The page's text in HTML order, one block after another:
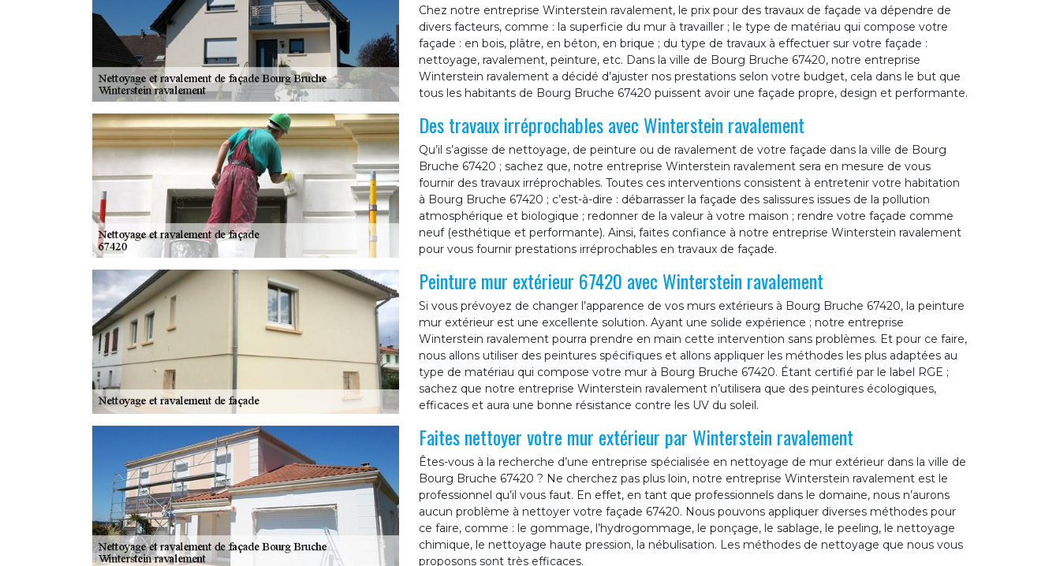
Chez notre entreprise Winterstein ravalement, le prix pour des travaux de façade va dépendre de
divers facteurs, comme : la superficie du mur à travailler ; le type de matériau qui compose votre
façade : en bois, plâtre, en béton, en brique ; du type de travaux à effectuer sur votre façade :
nettoyage, ravalement, peinture, etc. Dans la ville de Bourg Bruche 67420, notre entreprise
Winterstein ravalement a décidé d’ajuster nos prestations selon votre budget, cela dans le but que
tous les habitants de Bourg Bruche 67420 puissent avoir une façade propre, design et performante.
Des travaux irréprochables avec Winterstein ravalement
Qu’il s’agisse de nettoyage, de peinture ou de ravalement de votre façade dans la ville de Bourg
Bruche 67420 ; sachez que, notre entreprise Winterstein ravalement sera en mesure de vous
fournir des travaux irréprochables. Toutes ces interventions consistent à entretenir votre habitation
à Bourg Bruche 67420 ; c’est-à-dire : débarrasser la façade des salissures issues de la pollution
atmosphérique et biologique ; redonner de la valeur à votre maison ; rendre votre façade comme
neuf (esthétique et performante). Ainsi, faites confiance à notre entreprise Winterstein ravalement
pour vous fournir prestations irréprochables en travaux de façade.
Peinture mur extérieur 67420 avec Winterstein ravalement
Si vous prévoyez de changer l’apparence de vos murs extérieurs à Bourg Bruche 67420, la peinture
mur extérieur est une excellente solution. Ayant une solide expérience ; notre entreprise
Winterstein ravalement pourra prendre en main cette intervention sans problèmes. Et pour ce faire,
nous allons utiliser des peintures spécifiques et allons appliquer les méthodes les plus adaptées au
type de matériau qui compose votre mur à Bourg Bruche 67420. Étant certifié par le label RGE ;
sachez que notre entreprise Winterstein ravalement n’utilisera que des peintures écologiques,
efficaces et aura une bonne résistance contre les UV du soleil.
Faites nettoyer votre mur extérieur par Winterstein ravalement
Êtes-vous à la recherche d’une entreprise spécialisée en nettoyage de mur extérieur dans la ville de
Bourg Bruche 67420 ? Ne cherchez pas plus loin, notre entreprise Winterstein ravalement est le
professionnel qu’il vous faut. En effet, en tant que professionnels dans le domaine, nous n’aurons
aucun problème à nettoyer votre façade 67420. Nous pouvons appliquer diverses méthodes pour
ce faire, comme : le gommage, l’hydrogommage, le ponçage, le sablage, le peeling, le nettoyage
chimique, le nettoyage haute pression, la nébulisation. Les méthodes de nettoyage que nous vous
proposons sont très efficaces.